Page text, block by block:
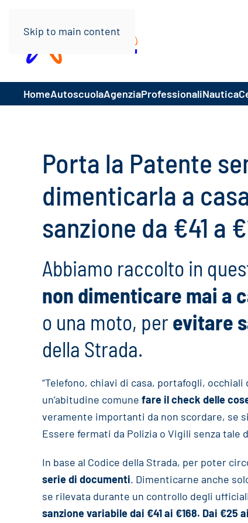
Skip to main content
HomeAutoscuolaAgenziaProfessionaliNautica
Porta la Patente
dimenticarla a
sanzione da €41 a
Abbiamo raccolto in
non dimenticare mai a
o una moto, perevitare
della Strada.
“Telefono, chiavi di casa, portafogli, occhiali
un’abitudine comune fare il check delle
veramente importanti da non scordare, se
Essere fermati da Polizia o Vigili senza
In base al Codice della Strada, per poter
serie di documenti. Dimenticarne anche
se rilevata durante un controllo degli
sanzione variabile dai €41 ai €168. Dai